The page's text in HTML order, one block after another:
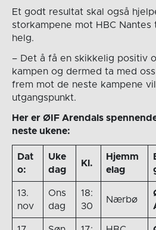
Et godt resultat skal også
storkampene mot HBC
helg.
– Det å få en skikkelig positiv
kampen og dermed ta med
frem mot de neste kampene
utgangspunkt.
Her er ØIF Arendals
neste ukene:
Dat
o:
Uke
dag
Kl.
Hjemm
elag
13.
nov
Ons
dag
18:
30
Nærbø